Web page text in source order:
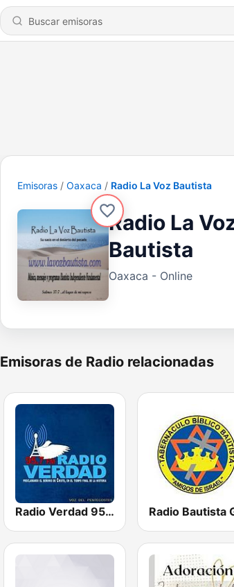
Emisoras Oaxaca Radio La Voz Bautista
Radio La
Bautista
Oaxaca - Online
Emisoras de Radio relacionadas
Radio Verdad 95.7 FM